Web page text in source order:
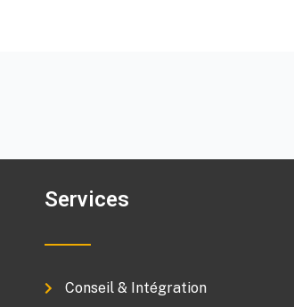
Services
Conseil & Intégration